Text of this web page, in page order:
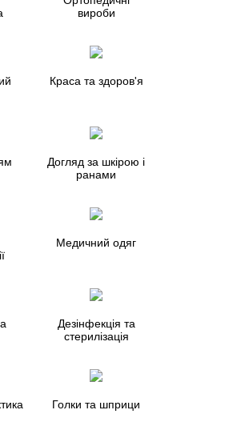
вироби
Краса та здоров'я
Догляд за шкірою і
ранами
Медичний одяг
Дезінфекція та
стерилізація
Голки та шприци